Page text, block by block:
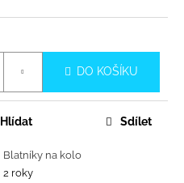
DO KOŠÍKU
Blatníky na kolo
2 roky
Hlídat Sdílet